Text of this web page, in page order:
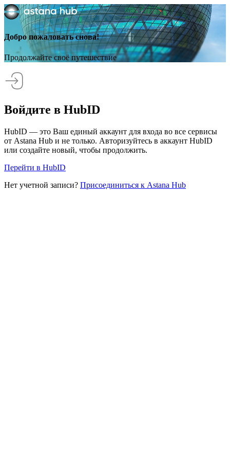
Добро пожаловать снова!
Продолжайте своё путешествие
Войдите в HubID
HubID — это Ваш единый аккаунт для входа во все сервисы
от Astana Hub и не только. Авторизуйтесь в аккаунт HubID
или создайте новый, чтобы продолжить.
Перейти в HubID
Нет учетной записи? Присоединиться к Astana Hub